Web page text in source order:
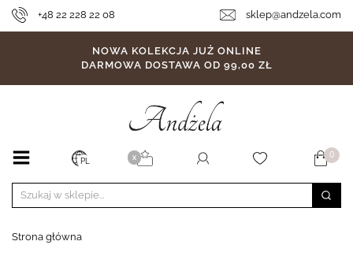
+48 22 228 22 08 sklep@andzela.com
NOWA KOLEKCJA JUŻ ONLINE
DARMOWA DOSTAWA OD 99,00 ZŁ
PL X 0
Strona główna